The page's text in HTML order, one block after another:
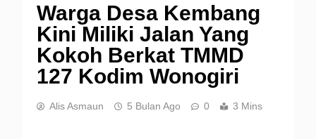
Warga Desa Kembang
Kini Miliki Jalan Yang
Kokoh Berkat TMMD
127 Kodim Wonogiri
Alis Asmaun 5 Bulan Ago 0 3 Mins